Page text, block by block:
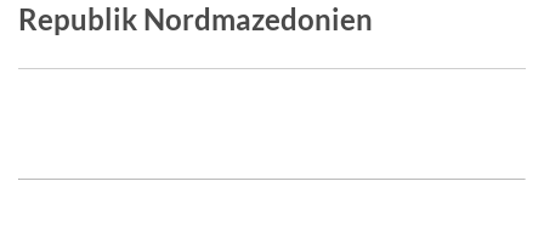
Republik Nordmazedonien